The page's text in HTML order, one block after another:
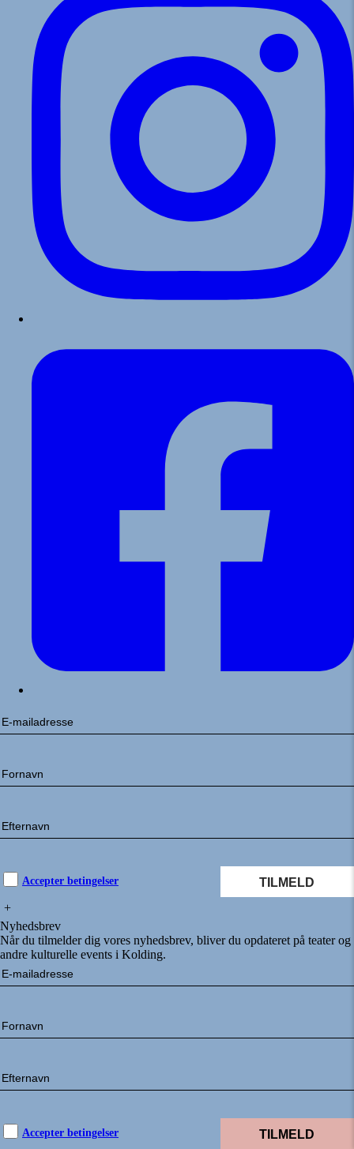
Accepter betingelser
+
Nyhedsbrev
Når du tilmelder dig vores nyhedsbrev, bliver du opdateret på teater og
andre kulturelle events i Kolding.
Accepter betingelser